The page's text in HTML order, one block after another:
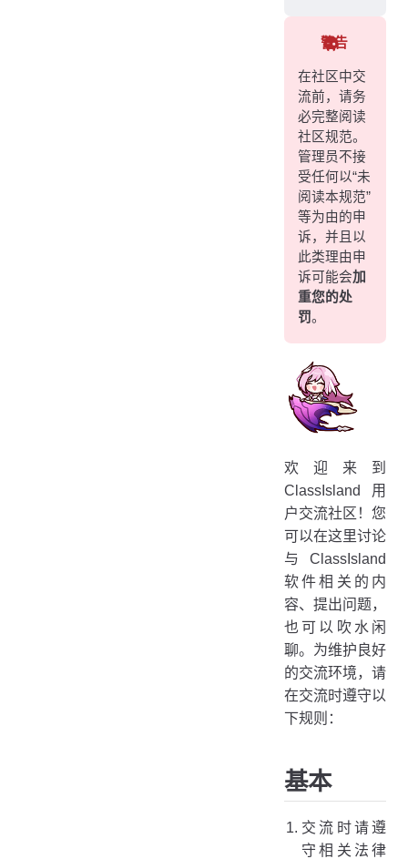
警告
在社区中交
流前，请务
必完整阅读
社区规范。
管理员不接
受任何以“未
阅读本规范”
等为由的申
诉，并且以
此类理由申
诉可能会加
重您的处
罚。
欢迎来到
ClassIsland 用
户交流社区！您
可以在这里讨论
与 ClassIsland
软件相关的内
容、提出问题，
也可以吹水闲
聊。为维护良好
的交流环境，请
在交流时遵守以
下规则：
基本
交流时请遵
守相关法律